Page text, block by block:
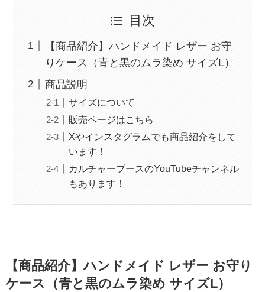
目次
【商品紹介】ハンドメイド レザー お守
りケース（青と黒のムラ染め サイズL）
商品説明
サイズについて
販売ページはこちら
Xやインスタグラムでも商品紹介をして
います！
カルチャーブースのYouTubeチャンネル
もあります！
【商品紹介】ハンドメイド レザー お守り
ケース（青と黒のムラ染め サイズL）